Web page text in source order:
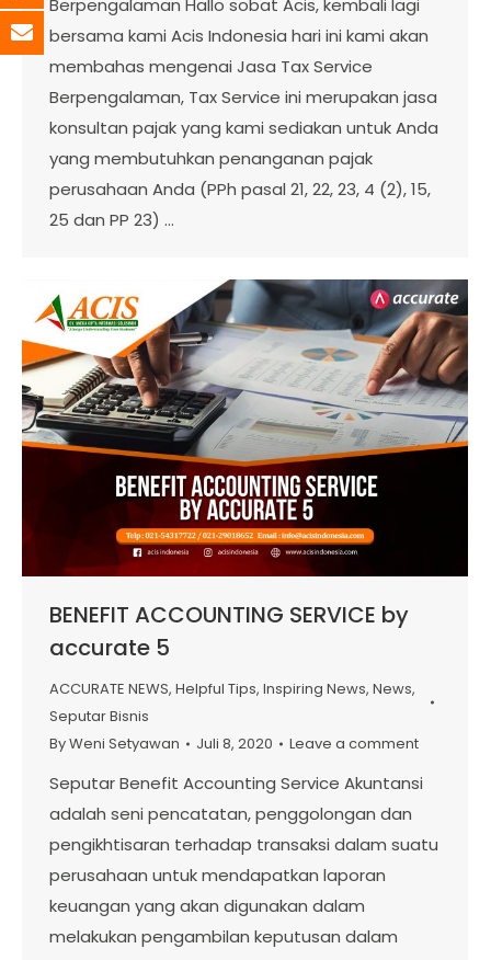
Berpengalaman Hallo sobat Acis, kembali lagi
bersama kami Acis Indonesia hari ini kami akan
membahas mengenai Jasa Tax Service
Berpengalaman, Tax Service ini merupakan jasa
konsultan pajak yang kami sediakan untuk Anda
yang membutuhkan penanganan pajak
perusahaan Anda (PPh pasal 21, 22, 23, 4 (2), 15,
25 dan PP 23) …
BENEFIT ACCOUNTING SERVICE by
accurate 5
ACCURATE NEWS, Helpful Tips, Inspiring News, News,
Seputar Bisnis
ByWeni Setyawan Juli 8, 2020 Leave a comment
Seputar Benefit Accounting Service Akuntansi
adalah seni pencatatan, penggolongan dan
pengikhtisaran terhadap transaksi dalam suatu
perusahaan untuk mendapatkan laporan
keuangan yang akan digunakan dalam
melakukan pengambilan keputusan dalam